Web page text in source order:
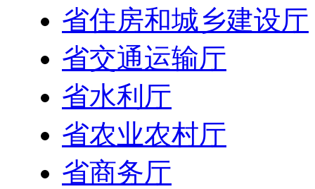
省住房和城乡建设厅
省交通运输厅
省水利厅
省农业农村厅
省商务厅